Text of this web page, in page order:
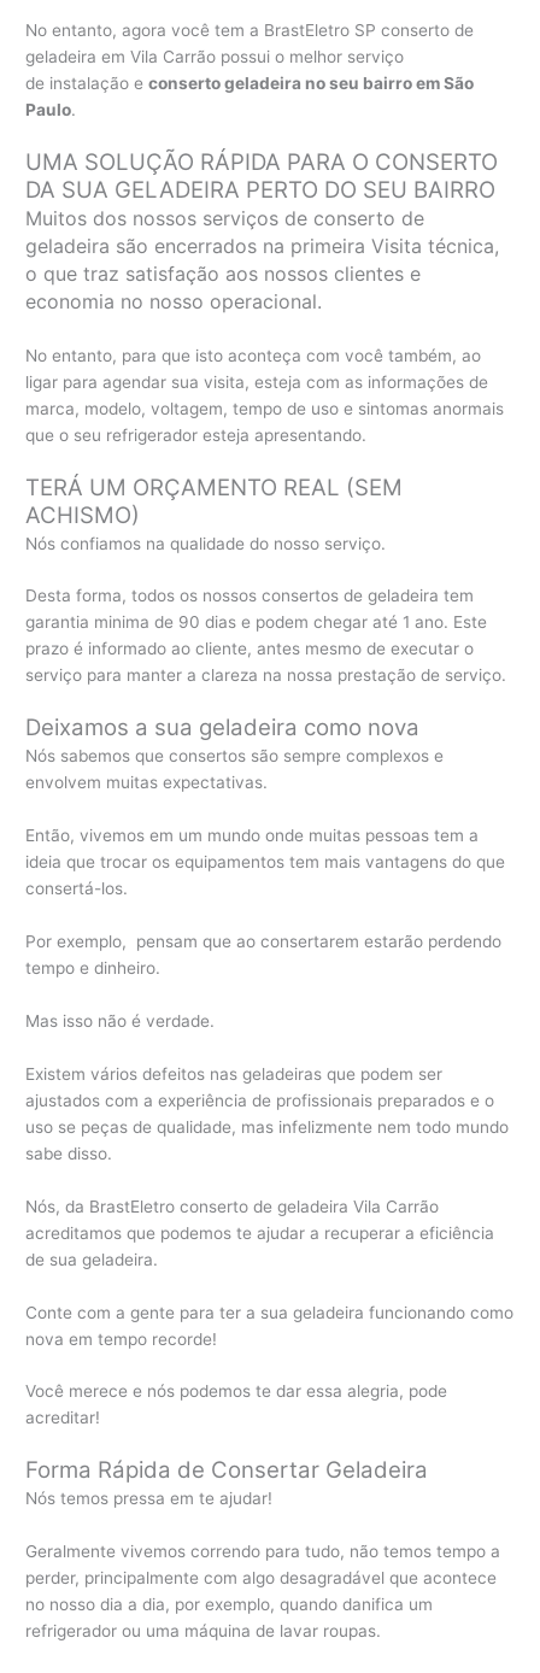
No entanto, agora você tem a BrastEletro SP conserto de
geladeira em Vila Carrão possui o melhor serviço
de instalação econserto geladeira no seu bairro em São
Paulo.
UMA SOLUÇÃO RÁPIDA PARA O CONSERTO
DA SUA GELADEIRA PERTO DO SEU BAIRRO
Muitos dos nossos serviços de conserto de
geladeira são encerrados na primeira Visita técnica,
o que traz satisfação aos nossos clientes e
economia no nosso operacional.
No entanto, para que isto aconteça com você também, ao
ligar para agendar sua visita, esteja com as informações de
marca, modelo, voltagem, tempo de uso e sintomas anormais
que o seu refrigerador esteja apresentando.
TERÁ UM ORÇAMENTO REAL (SEM
ACHISMO)
Nós confiamos na qualidade do nosso serviço.
Desta forma, todos os nossos consertos de geladeira tem
garantia minima de 90 dias e podem chegar até 1 ano. Este
prazo é informado ao cliente, antes mesmo de executar o
serviço para manter a clareza na nossa prestação de serviço.
Deixamos a sua geladeira como nova
Nós sabemos que consertos são sempre complexos e
envolvem muitas expectativas.
Então, vivemos em um mundo onde muitas pessoas tem a
ideia que trocar os equipamentos tem mais vantagens do que
consertá-los.
Por exemplo, pensam que ao consertarem estarão perdendo
tempo e dinheiro.
Mas isso não é verdade.
Existem vários defeitos nas geladeiras que podem ser
ajustados com a experiência de profissionais preparados e o
uso se peças de qualidade, mas infelizmente nem todo mundo
sabe disso.
Nós, da BrastEletro conserto de geladeira Vila Carrão
acreditamos que podemos te ajudar a recuperar a eficiência
de sua geladeira.
Conte com a gente para ter a sua geladeira funcionando como
nova em tempo recorde!
Você merece e nós podemos te dar essa alegria, pode
acreditar!
Forma Rápida de Consertar Geladeira
Nós temos pressa em te ajudar!
Geralmente vivemos correndo para tudo, não temos tempo a
perder, principalmente com algo desagradável que acontece
no nosso dia a dia, por exemplo, quando danifica um
refrigerador ou uma máquina de lavar roupas.